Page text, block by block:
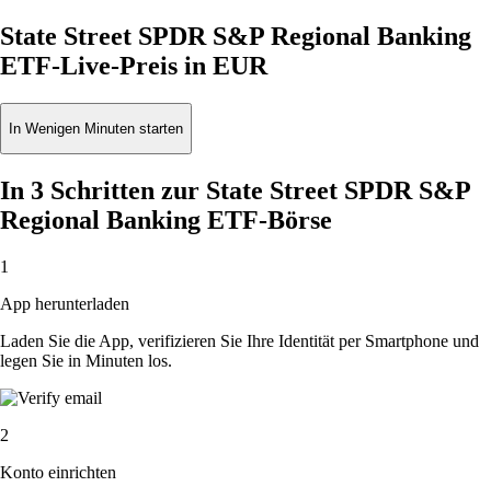
State Street SPDR S&P Regional Banking
ETF-Live-Preis in EUR
In Wenigen Minuten starten
In 3 Schritten zur State Street SPDR S&P
Regional Banking ETF-Börse
1
App herunterladen
Laden Sie die App, verifizieren Sie Ihre Identität per Smartphone und
legen Sie in Minuten los.
2
Konto einrichten